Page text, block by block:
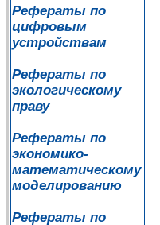
Рефераты по
цифровым
устройствам
Рефераты по
экологическому
праву
Рефераты по
экономико-
математическому
моделированию
Рефераты по